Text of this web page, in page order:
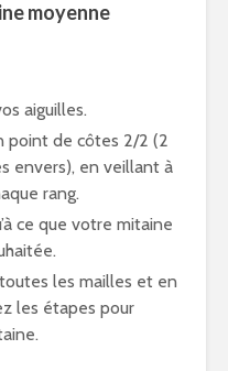
moyenne
aiguilles.
point de côtes 2/2 (2
envers), en veillant à
rang.
ce que votre mitaine
les mailles et en
les étapes pour